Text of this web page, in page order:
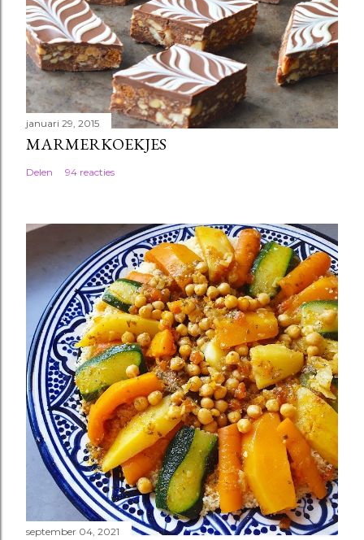
januari 29, 2015
MARMERKOEKJES
Delen 94 reacties
september 04, 2021